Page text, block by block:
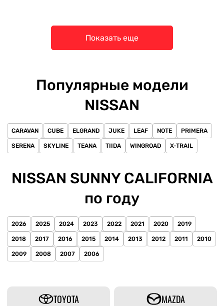
Показать еще
Популярные модели
NISSAN
CARAVAN CUBE ELGRAND JUKE LEAF NOTE PRIMERA
SERENA SKYLINE TEANA TIIDA WINGROAD X-TRAIL
NISSAN SUNNY CALIFORNIA
по году
2026 2025 2024 2023 2022 2021 2020 2019
2018 2017 2016 2015 2014 2013 2012 2011 2010
2009 2008 2007 2006
TOYOTA MAZDA